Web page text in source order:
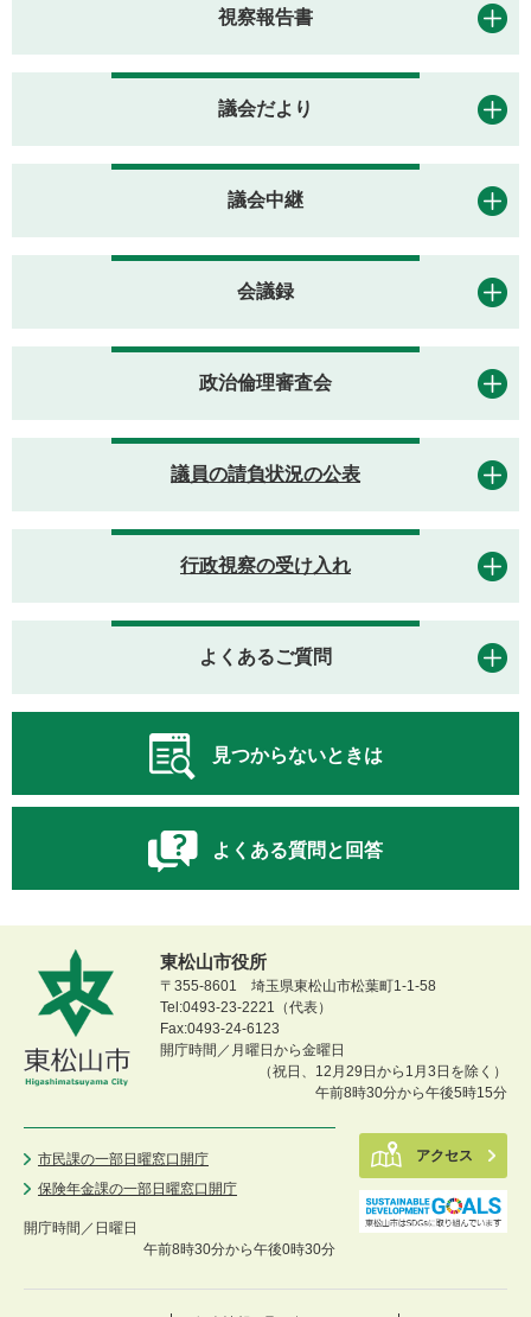
視察報告書
議会だより
議会中継
会議録
政治倫理審査会
議員の請負状況の公表
行政視察の受け入れ
よくあるご質問
見つからないときは
よくある質問と回答
東松山市役所
〒355-8601 埼玉県東松山市松葉町1-1-58
Tel:0493-23-2221（代表）
Fax:0493-24-6123
開庁時間／月曜日から金曜日
（祝日、12月29日から1月3日を除く）
午前8時30分から午後5時15分
市民課の一部日曜窓口開庁
保険年金課の一部日曜窓口開庁
開庁時間／ 日曜日
午前8時30分から午後0時30分
アクセス